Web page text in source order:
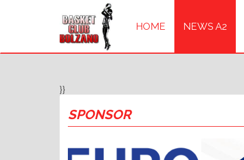
HOME NEWS A2
}}
SPONSOR